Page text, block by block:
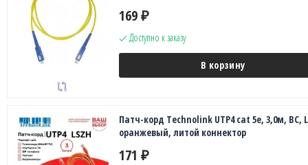
169 ₽
Доступно к заказу
В корзину
Патч-корд Technolink UTP4 cat 5e, 3,0м, ВС,
оранжевый, литой коннектор
171 ₽